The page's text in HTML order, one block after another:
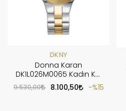
DKNY
Donna Karan
DK1L026M0065 Kadın Kol
Saati
9.530,00 8.100,50 %15